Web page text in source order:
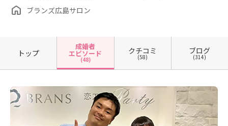
ブランズ広島サロン
トップ
成婚者
エピソード
(48)
クチコミ
(58)
ブログ
(314)